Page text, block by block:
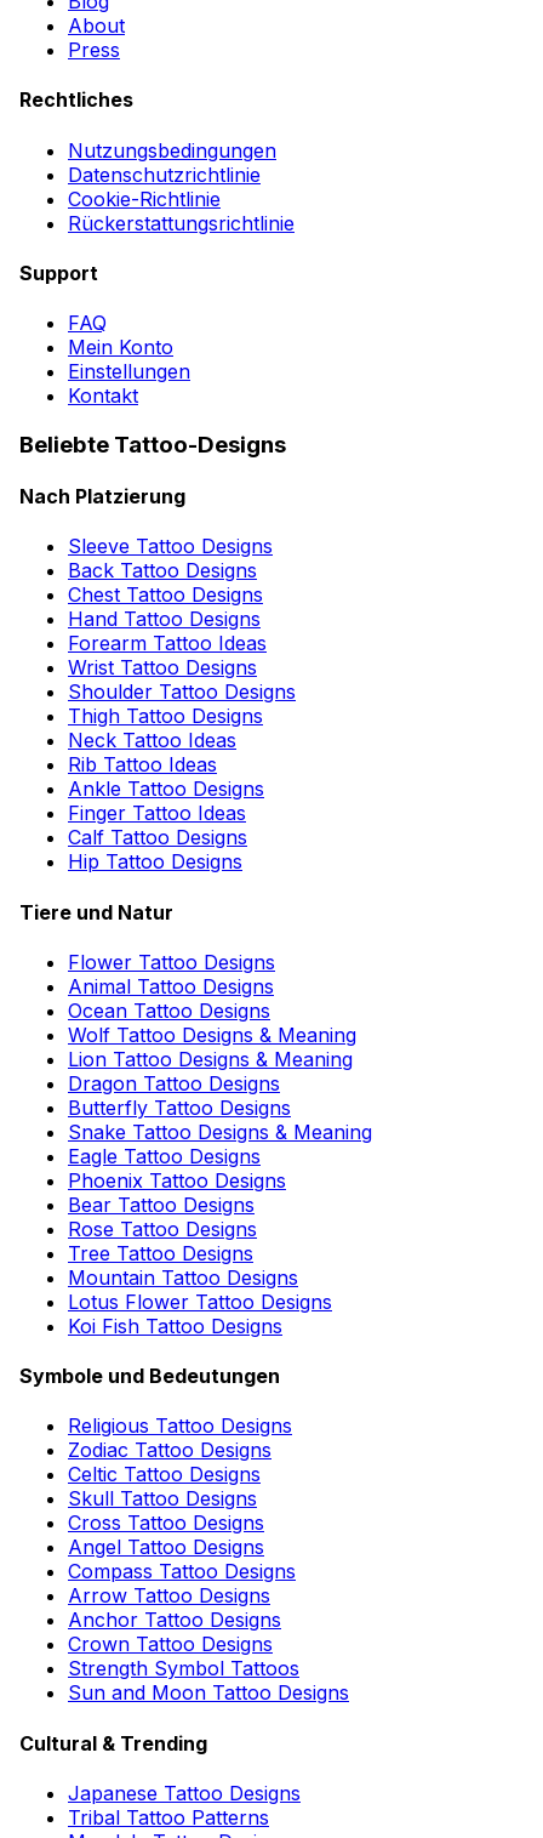
About
Press
Rechtliches
Nutzungsbedingungen
Datenschutzrichtlinie
Cookie-Richtlinie
Rückerstattungsrichtlinie
Support
FAQ
Mein Konto
Einstellungen
Kontakt
Beliebte Tattoo-Designs
Nach Platzierung
Sleeve Tattoo Designs
Back Tattoo Designs
Chest Tattoo Designs
Hand Tattoo Designs
Forearm Tattoo Ideas
Wrist Tattoo Designs
Shoulder Tattoo Designs
Thigh Tattoo Designs
Neck Tattoo Ideas
Rib Tattoo Ideas
Ankle Tattoo Designs
Finger Tattoo Ideas
Calf Tattoo Designs
Hip Tattoo Designs
Tiere und Natur
Flower Tattoo Designs
Animal Tattoo Designs
Ocean Tattoo Designs
Wolf Tattoo Designs & Meaning
Lion Tattoo Designs & Meaning
Dragon Tattoo Designs
Butterfly Tattoo Designs
Snake Tattoo Designs & Meaning
Eagle Tattoo Designs
Phoenix Tattoo Designs
Bear Tattoo Designs
Rose Tattoo Designs
Tree Tattoo Designs
Mountain Tattoo Designs
Lotus Flower Tattoo Designs
Koi Fish Tattoo Designs
Symbole und Bedeutungen
Religious Tattoo Designs
Zodiac Tattoo Designs
Celtic Tattoo Designs
Skull Tattoo Designs
Cross Tattoo Designs
Angel Tattoo Designs
Compass Tattoo Designs
Arrow Tattoo Designs
Anchor Tattoo Designs
Crown Tattoo Designs
Strength Symbol Tattoos
Sun and Moon Tattoo Designs
Cultural & Trending
Japanese Tattoo Designs
Tribal Tattoo Patterns